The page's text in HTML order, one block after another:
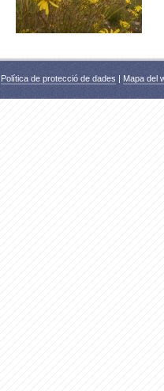
Política de protecció de dades | Mapa del